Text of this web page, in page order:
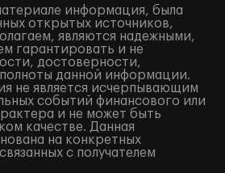
информация, была
открытых источников,
являются надежными,
гарантировать и не
достоверности,
данной информации.
не является исчерпывающим
событий финансового или
и не может быть
качестве. Данная
на конкретных
с получателем